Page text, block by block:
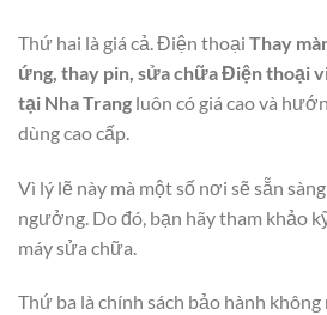
Thứ hai là giá cả. Điện thoại Thay
ứng, thay pin, sửa chữa Điện thoại
tại Nha Trang luôn có giá cao và
dùng cao cấp.
Vì lý lẽ này mà một số nơi sẽ sẵn
ngưởng. Do đó, bạn hãy tham khảo
máy sửa chữa.
Thứ ba là chính sách bảo hành